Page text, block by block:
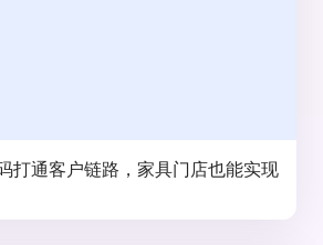
打通客户链路，家具门店也能实现